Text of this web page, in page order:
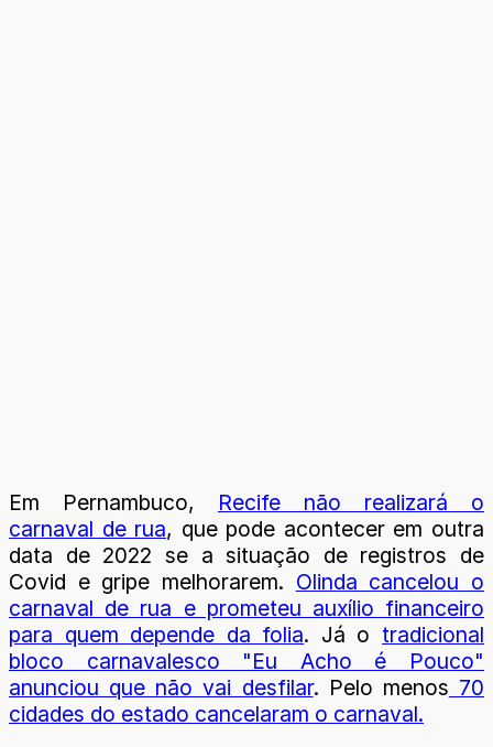
Em Pernambuco, Recife não realizará o
carnaval de rua, que pode acontecer em outra
data de 2022 se a situação de registros de
Covid e gripe melhorarem. Olinda cancelou o
carnaval de rua e prometeu auxílio financeiro
para quem depende da folia. Já o tradicional
bloco carnavalesco "Eu Acho é Pouco"
anunciou que não vai desfilar. Pelo menos 70
cidades do estado cancelaram o carnaval.